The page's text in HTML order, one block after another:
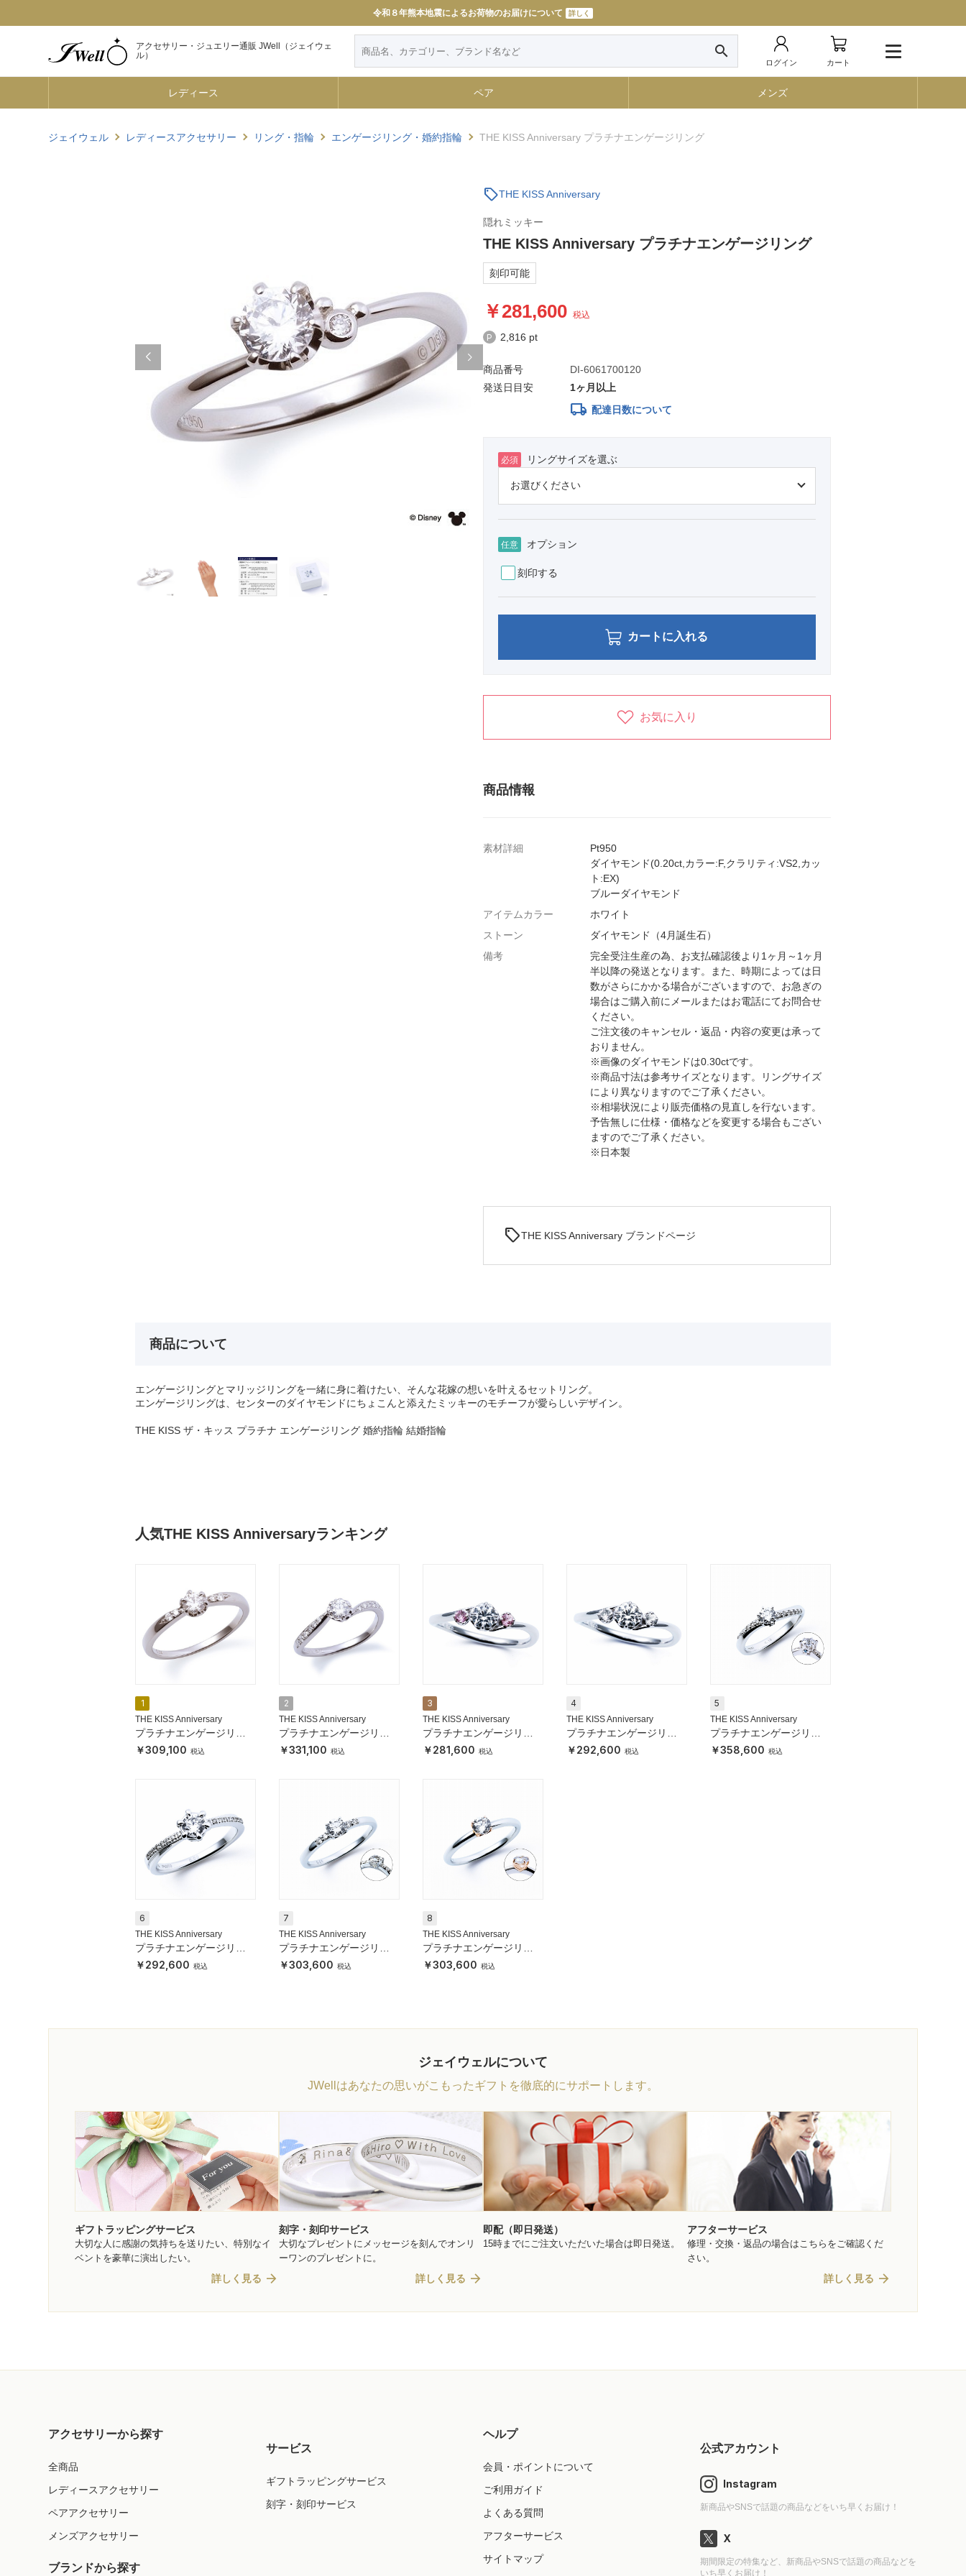
令和８年熊本地震によるお荷物のお届けについて 詳しく
11000円以上で送料無料 詳しく
アクセサリー・ジュエリー通販 JWell（ジェイウェ
ル）
search
ログイン カート
レディース ペア メンズ
ジェイウェル レディースアクセサリー リング・指輪 エンゲージリング・婚約指輪 THE KISS Anniversary プラチナエンゲージリング
sellTHE KISS Anniversary
隠れミッキー
THE KISS Anniversary プラチナエンゲージリング
刻印可能
281,600 税込
2,816 pt
商品番号
DI-6061700120
発送日目安
1ヶ月以上
local_shipping 配達日数について
必須 リングサイズを選ぶ
任意 オプション
刻印する
カートに入れる
お気に入り
商品情報
素材詳細
Pt950
ダイヤモンド(0.20ct,カラー:F,クラリティ:VS2,カッ
ト:EX)
ブルーダイヤモンド
アイテムカラー
ホワイト
ストーン
ダイヤモンド（4月誕生石）
備考
完全受注生産の為、お支払確認後より1ヶ月～1ヶ月
半以降の発送となります。また、時期によっては日
数がさらにかかる場合がございますので、お急ぎの
場合はご購入前にメールまたはお電話にてお問合せ
ください。
ご注文後のキャンセル・返品・内容の変更は承って
おりません。
※画像のダイヤモンドは0.30ctです。
※商品寸法は参考サイズとなります。リングサイズ
により異なりますのでご了承ください。
※相場状況により販売価格の見直しを行ないます。
予告無しに仕様・価格などを変更する場合もござい
ますのでご了承ください。
※日本製
sellTHE KISS Anniversary ブランドページ
商品について
エンゲージリングとマリッジリングを一緒に身に着けたい、そんな花嫁の想いを叶えるセットリング。
エンゲージリングは、センターのダイヤモンドにちょこんと添えたミッキーのモチーフが愛らしいデザイン。
THE KISS ザ・キッス プラチナ エンゲージリング 婚約指輪 結婚指輪
人気THE KISS Anniversaryランキング
1
THE KISS Anniversary
プラチナエンゲージリン
グ309,100
2
THE KISS Anniversary
プラチナエンゲージリン
グ331,100
3
THE KISS Anniversary
プラチナエンゲージリン
グ281,600
4
THE KISS Anniversary
プラチナエンゲージリン
グ292,600
5
THE KISS Anniversary
プラチナエンゲージリン
グ358,600
6
THE KISS Anniversary
プラチナエンゲージリン
グ292,600
7
THE KISS Anniversary
プラチナエンゲージリン
グ303,600
8
THE KISS Anniversary
プラチナエンゲージリン
グ303,600
ジェイウェルについて
JWellはあなたの思いがこもったギフトを徹底的にサポートします。
ギフトラッピングサービス
大切な人に感謝の気持ちを送りたい、特別なイ
ベントを豪華に演出したい。
詳しく見る arrow_forward
刻字・刻印サービス
大切なプレゼントにメッセージを刻んでオンリ
ーワンのプレゼントに。
詳しく見る arrow_forward
即配（即日発送）
15時までにご注文いただいた場合は即日発送。
アフターサービス
修理・交換・返品の場合はこちらをご確認くだ
さい。
詳しく見る arrow_forward
アクセサリーから探す
全商品
レディースアクセサリー
ペアアクセサリー
メンズアクセサリー
ブランドから探す
サービス
ギフトラッピングサービス
刻字・刻印サービス
ヘルプ
会員・ポイントについて
ご利用ガイド
よくある質問
アフターサービス
サイトマップ
公式アカウント
Instagram
新商品やSNSで話題の商品などをいち早くお届け！
X
期間限定の特集など、新商品やSNSで話題の商品などを
いち早くお届け！